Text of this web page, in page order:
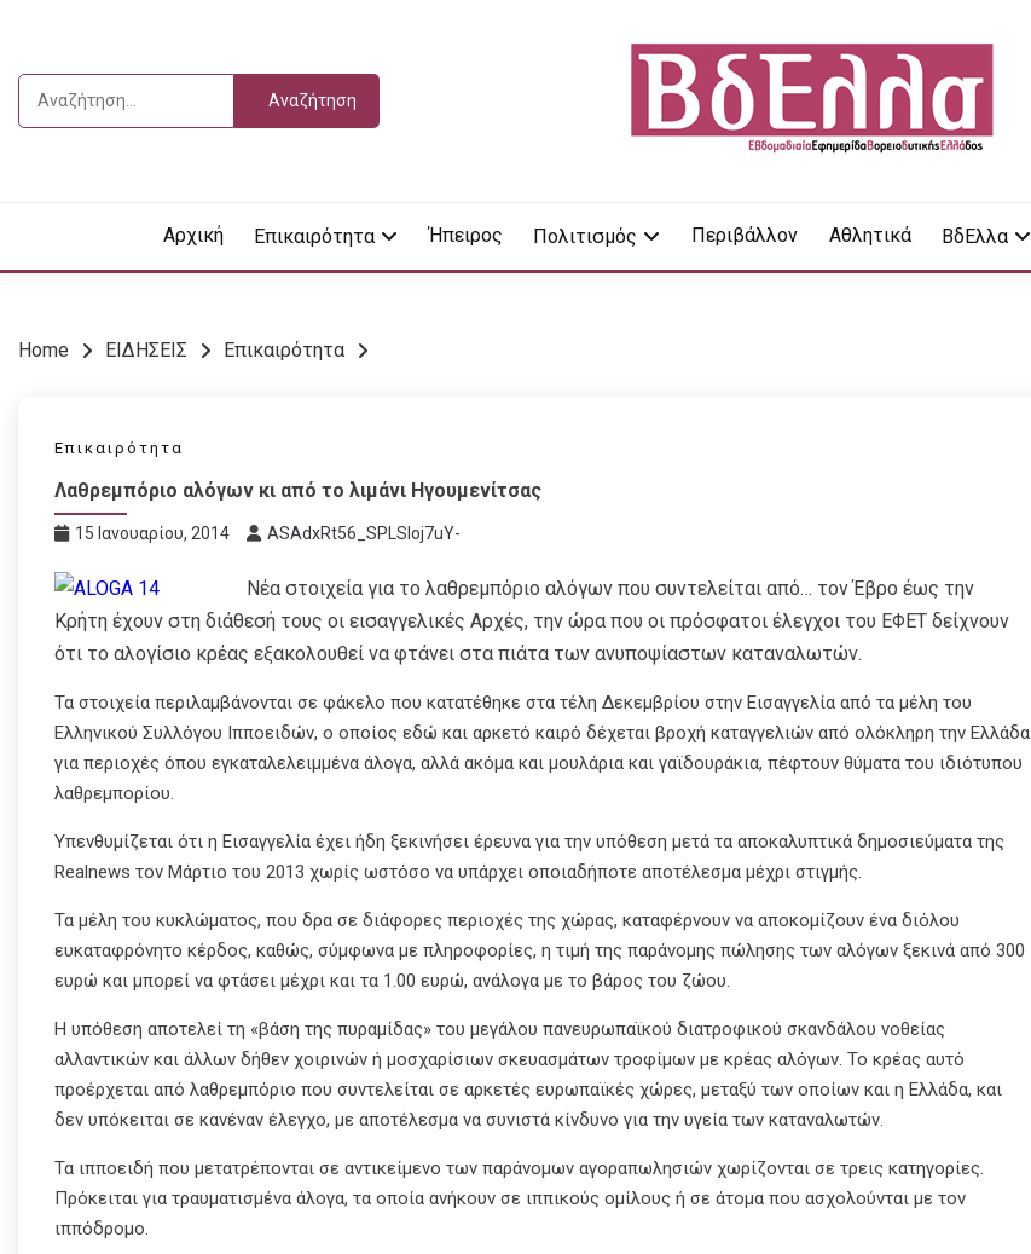
content
Αναζήτηση
Αρχική Επικαιρότητα Ήπειρος Πολιτισμός Περιβάλλον Αθλητικά ΒδΕλλα
Home ΕΙΔΗΣΕΙΣ Επικαιρότητα
Επικαιρότητα
Λαθρεμπόριο αλόγων κι από το λιμάνι Ηγουμενίτσας
15 Ιανουαρίου, 2014 ASAdxRt56_SPLSIoj7uY-
Νέα στοιχεία για το λαθρεμπόριο αλόγων που συντελείται από… τον Έβρο έως την
Κρήτη έχουν στη διάθεσή τους οι εισαγγελικές Αρχές, την ώρα που οι πρόσφατοι έλεγχοι του ΕΦΕΤ δείχνουν
ότι το αλογίσιο κρέας εξακολουθεί να φτάνει στα πιάτα των ανυποψίαστων καταναλωτών.
Τα στοιχεία περιλαμβάνονται σε φάκελο που κατατέθηκε στα τέλη Δεκεμβρίου στην Εισαγγελία από τα μέλη του
Ελληνικού Συλλόγου Ιπποειδών, ο οποίος εδώ και αρκετό καιρό δέχεται βροχή καταγγελιών από ολόκληρη την Ελλάδα
για περιοχές όπου εγκαταλελειμμένα άλογα, αλλά ακόμα και μουλάρια και γαϊδουράκια, πέφτουν θύματα του ιδιότυπου
λαθρεμπορίου.
Υπενθυμίζεται ότι η Εισαγγελία έχει ήδη ξεκινήσει έρευνα για την υπόθεση μετά τα αποκαλυπτικά δημοσιεύματα της
Realnews τον Μάρτιο του 2013 χωρίς ωστόσο να υπάρχει οποιαδήποτε αποτέλεσμα μέχρι στιγμής.
Τα μέλη του κυκλώματος, που δρα σε διάφορες περιοχές της χώρας, καταφέρνουν να αποκομίζουν ένα διόλου
ευκαταφρόνητο κέρδος, καθώς, σύμφωνα με πληροφορίες, η τιμή της παράνομης πώλησης των αλόγων ξεκινά από 300
ευρώ και μπορεί να φτάσει μέχρι και τα 1.00 ευρώ, ανάλογα με το βάρος του ζώου.
Η υπόθεση αποτελεί τη «βάση της πυραμίδας» του μεγάλου πανευρωπαϊκού διατροφικού σκανδάλου νοθείας
αλλαντικών και άλλων δήθεν χοιρινών ή μοσχαρίσιων σκευασμάτων τροφίμων με κρέας αλόγων. Το κρέας αυτό
προέρχεται από λαθρεμπόριο που συντελείται σε αρκετές ευρωπαϊκές χώρες, μεταξύ των οποίων και η Ελλάδα, και
δεν υπόκειται σε κανέναν έλεγχο, με αποτέλεσμα να συνιστά κίνδυνο για την υγεία των καταναλωτών.
Τα ιπποειδή που μετατρέπονται σε αντικείμενο των παράνομων αγοραπωλησιών χωρίζονται σε τρεις κατηγορίες.
Πρόκειται για τραυματισμένα άλογα, τα οποία ανήκουν σε ιππικούς ομίλους ή σε άτομα που ασχολούνται με τον
ιππόδρομο.